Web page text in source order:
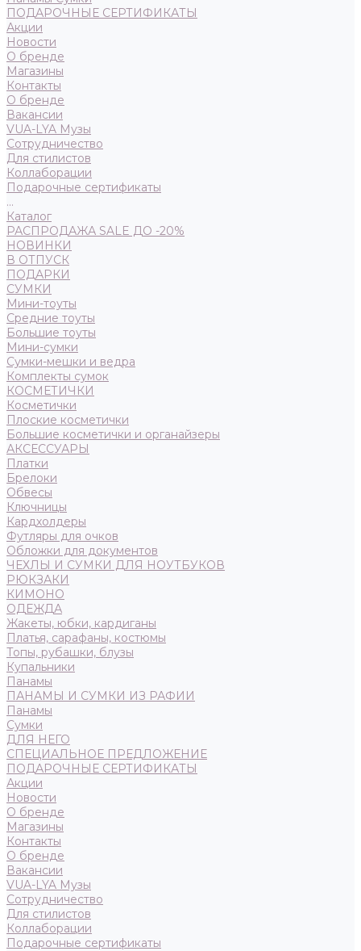
ПОДАРОЧНЫЕ СЕРТИФИКАТЫ
Акции
Новости
О бренде
Магазины
Контакты
О бренде
Вакансии
VUA-LYA Музы
Сотрудничество
Для стилистов
Коллаборации
Подарочные сертификаты
...
Каталог
РАСПРОДАЖА SALE ДО -20%
НОВИНКИ
В ОТПУСК
ПОДАРКИ
СУМКИ
Мини-тоуты
Средние тоуты
Большие тоуты
Мини-сумки
Сумки-мешки и ведра
Комплекты сумок
КОСМЕТИЧКИ
Косметички
Плоские косметички
Большие косметички и органайзеры
АКСЕССУАРЫ
Платки
Брелоки
Обвесы
Ключницы
Кардхолдеры
Футляры для очков
Обложки для документов
ЧЕХЛЫ И СУМКИ ДЛЯ НОУТБУКОВ
РЮКЗАКИ
КИМОНО
ОДЕЖДА
Жакеты, юбки, кардиганы
Платья, сарафаны, костюмы
Топы, рубашки, блузы
Купальники
Панамы
ПАНАМЫ И СУМКИ ИЗ РАФИИ
Панамы
Сумки
ДЛЯ НЕГО
СПЕЦИАЛЬНОЕ ПРЕДЛОЖЕНИЕ
ПОДАРОЧНЫЕ СЕРТИФИКАТЫ
Акции
Новости
О бренде
Магазины
Контакты
О бренде
Вакансии
VUA-LYA Музы
Сотрудничество
Для стилистов
Коллаборации
Подарочные сертификаты